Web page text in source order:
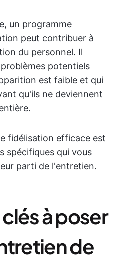
un programme
peut contribuer à
du personnel. Il
potentiels
est faible et qui
qu'ils ne deviennent
fidélisation efficace est
spécifiques qui vous
parti de l'entretien.
à poser
de